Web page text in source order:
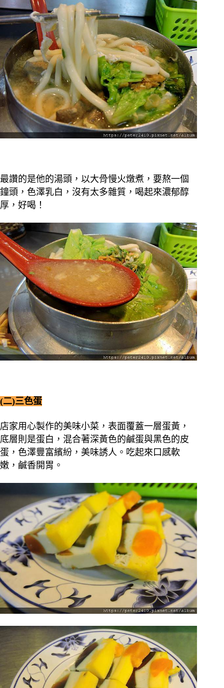
最讚的是他的湯頭，以大骨慢火燉煮，要熬一個
鐘頭，色澤乳白，沒有太多雜質，喝起來濃郁醇
厚，好喝！
(二)三色蛋
店家用心製作的美味小菜，表面覆蓋一層蛋黃，
底層則是蛋白，混合著深黃色的鹹蛋與黑色的皮
蛋，色澤豐富繽紛，美味誘人。吃起來口感軟
嫩，鹹香開胃。